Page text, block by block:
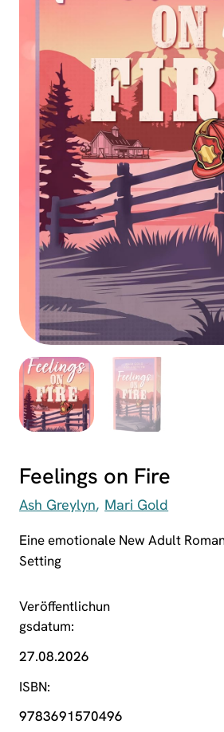
Feelings on Fire
Ash Greylyn Mari Gold
Eine emotionale New Adult
Setting
Veröffentlichun
gsdatum
27.08.2026
ISBN
9783691570496